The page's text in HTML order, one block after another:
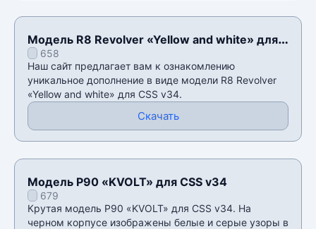
Модель R8 Revolver «Yellow and white» для
CSS v34
658
Наш сайт предлагает вам к ознакомлению
уникальное дополнение в виде модели R8 Revolver
«Yellow and white» для CSS v34.
Скачать
Модель P90 «KVOLT» для CSS v34
679
Крутая модель P90 «KVOLT» для CSS v34. На
черном корпусе изображены белые и серые узоры в